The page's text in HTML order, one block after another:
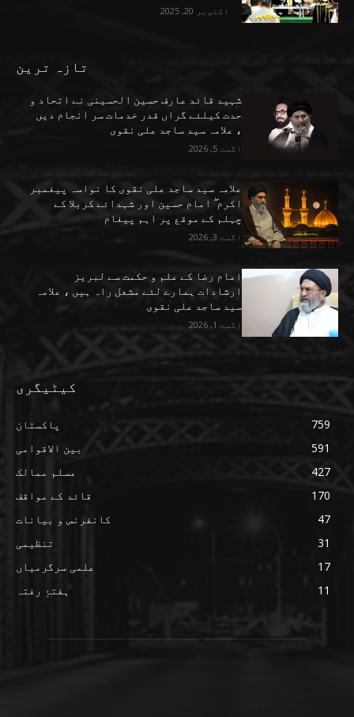
اکتوبر 20, 2025
تازہ ترین
شہید قائد عارف حسین الحسینی نے اتحاد و
حدت کیلئے گراں قدر خدمات سر انجام دیں
، علامہ سید ساجد علی نقوی
اگست 5, 2026
علامہ سید ساجد علی نقوی کا نواسہ پیغمبر
اکرم ۖ امام حسین اور شہدائے کربلا کے
چہلم کے موقع پر اہم پیغام
اگست 3, 2026
امام رضا کے علم و حکمت سے لبریز
ارشادات ہمارے لئے مشعل راہ ہیں ، علامہ
سید ساجد علی نقوی
اگست 1, 2026
کیٹیگری
پاکستان
759
بین الاقوامی
591
مسلم ممالک
427
قائد کے مواقف
170
کانفرنس و بیانات
47
تنظیمی
31
علمی سرگرمیاں
17
ہفتۂِ رفتہ
11